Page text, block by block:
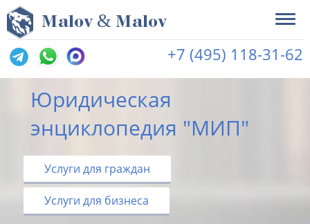
Malov & Malov
+7 (495) 118-31-62
Юридическая
энциклопедия "МИП"
Услуги для граждан
Услуги для бизнеса